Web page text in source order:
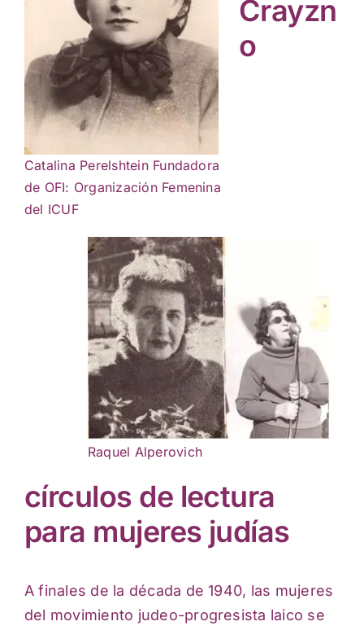
Catalina Perelshtein Fundadora
de OFI: Organización Femenina
del ICUF
Raquel Alperovich
Crayzn
o
círculos de lectura
para mujeres judías
A finales de la década de 1940, las mujeres
del movimiento judeo-progresista laico se